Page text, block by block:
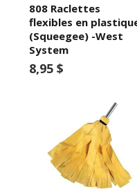
808 Raclettes
flexibles en
(Squeegee) -West
System
8,95 $